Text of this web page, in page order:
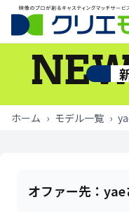
モデル一覧
ホーム › モデル一覧 ›
オファー先： yae